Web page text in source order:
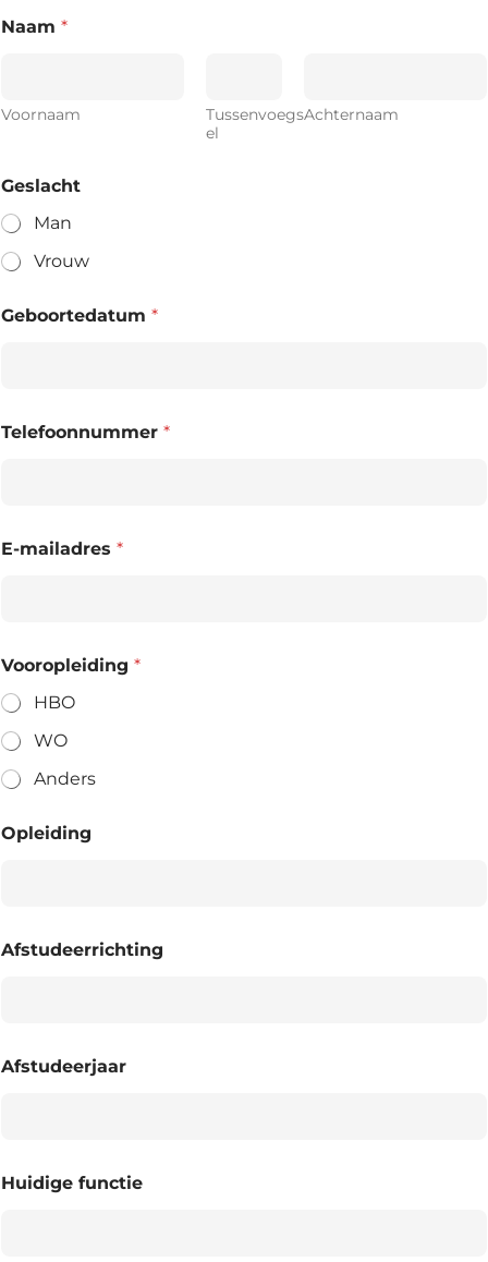
Naam *
Voornaam
Tussenvoegs
el
Achternaam
Geslacht
Man
Vrouw
Geboortedatum *
Telefoonnummer *
E-mailadres *
Vooropleiding *
HBO
WO
Anders
Opleiding
Afstudeerrichting
Afstudeerjaar
Huidige functie